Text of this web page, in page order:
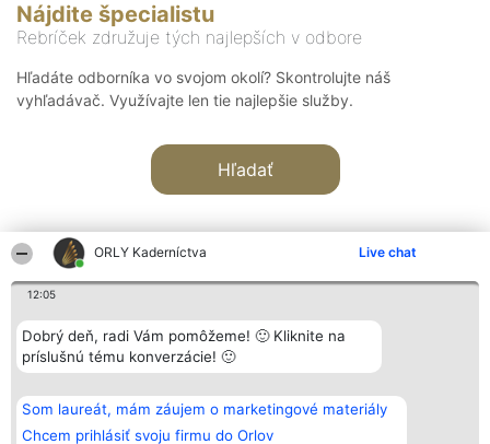
ORLY Kaderníctva Live chat
12:05
Dobrý deň, radi Vám pomôžeme! 🙂 Kliknite na
príslušnú tému konverzácie! 🙂
Som laureát, mám záujem o marketingové materiály
Chcem prihlásiť svoju firmu do Orlov
Nájdite špecialistu
Rebríček združuje tých najlepších v odbore
Hľadáte odborníka vo svojom okolí? Skontrolujte náš
vyhľadávač. Využívajte len tie najlepšie služby.
Hľadať
Organizátor hodnotenia
Bright Side Solutions sp. z o.
o. sp. k.
Wrocław 50-079
KRS 0000749100 | Regon
381313360 | NIP 8943132676
Hodnotenie
Laureáti
Lista
Laureatów
Podmienky
Obchodné
Kontakt
Kontakt